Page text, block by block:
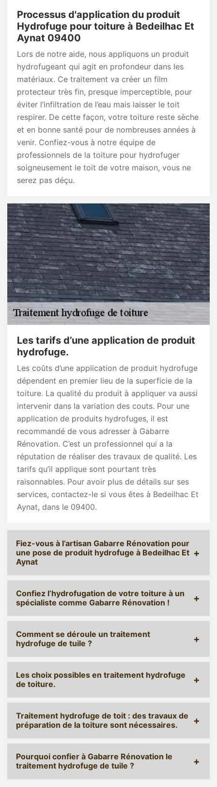
Processus d'application du produit
Hydrofuge pour toiture à Bedeilhac Et
Aynat 09400
Lors de notre aide, nous appliquons un produit
hydrofugeant qui agit en profondeur dans les
matériaux. Ce traitement va créer un film
protecteur très fin, presque imperceptible, pour
éviter l’infiltration de l’eau mais laisser le toit
respirer. De cette façon, votre toiture reste sèche
et en bonne santé pour de nombreuses années à
venir. Confiez-vous à notre équipe de
professionnels de la toiture pour hydrofuger
soigneusement le toit de votre maison, vous ne
serez pas déçu.
Les tarifs d’une application de produit
hydrofuge.
Les coûts d’une application de produit hydrofuge
dépendent en premier lieu de la superficie de la
toiture. La qualité du produit à appliquer va aussi
intervenir dans la variation des couts. Pour une
application de produits hydrofuges, il est
recommandé de vous adresser à Gabarre
Rénovation. C’est un professionnel qui a la
réputation de réaliser des travaux de qualité. Les
tarifs qu’il applique sont pourtant très
raisonnables. Pour avoir plus de détails sur ses
services, contactez-le si vous êtes à Bedeilhac Et
Aynat, dans le 09400.
Fiez-vous à l’artisan Gabarre Rénovation pour
une pose de produit hydrofuge à Bedeilhac Et
Aynat
Confiez l’hydrofugation de votre toiture à un
spécialiste comme Gabarre Rénovation !
Comment se déroule un traitement
hydrofuge de tuile ?
Les choix possibles en traitement hydrofuge
de toiture.
Traitement hydrofuge de toit : des travaux de
préparation de la toiture sont nécessaires.
Pourquoi confier à Gabarre Rénovation le
traitement hydrofuge de tuile ?